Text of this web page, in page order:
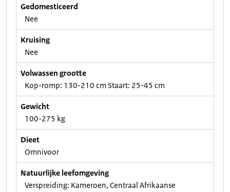
Gedomesticeerd
Nee
Kruising
Nee
Volwassen grootte
Kop-romp: 130-210 cm Staart: 25-45 cm
Gewicht
100-275 kg
Dieet
Omnivoor
Natuurlijke leefomgeving
Verspreiding: Kameroen, Centraal Afrikaanse